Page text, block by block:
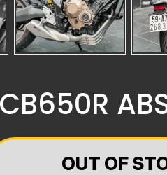
​​​​​​​OUT OF